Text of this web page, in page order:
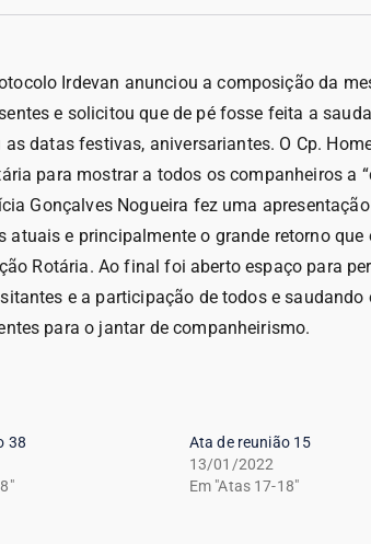
Irdevan anunciou a composição da
e solicitou que de pé fosse feita a
datas festivas, aniversariantes. O Cp.
para mostrar a todos os companheiros a
Gonçalves Nogueira fez uma
e principalmente o grande retorno que
Rotária. Ao final foi aberto espaço para
e a participação de todos e saudando
para o jantar de companheirismo.
38
Ata de reunião 15
13/01/2022
Em "Atas 17-18"